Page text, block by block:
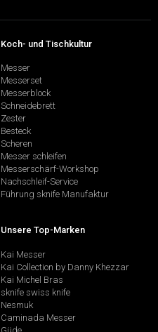
Koch- und Tischkultur
Messer
Messerset
Messerblock
Schneidebrett
Zester
Besteck
Scheren
Messer schleifen
Messerschärf-Workshop
Nachschleif-Service
Führung sknife Manufaktur
Unsere Top-Marken
Kai Messer
Kai Collection by Danny Khezzar
Kai Michel Bras
sknife swiss knife
Nesmuk
Caminada Messer